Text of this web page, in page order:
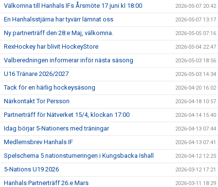
Välkomna till Hanhals IFs Årsmöte 17 juni kl 18:00 2026-05-07 20:42
En Hanhalsstjärna har tyvärr lämnat oss 2026-05-07 13:17
Ny partnerträff den 28:e Maj, välkomna. 2026-05-05 07:16
RexHockey har blivit HockeyStore 2026-05-04 22:47
Valberedningen informerar inför nästa säsong 2026-05-03 18:56
U16 Tränare 2026/2027 2026-05-03 14:34
Tack för en härlig hockeysäsong 2026-04-20 16:02
Närkontakt Tor Persson 2026-04-18 10:57
Partnerträff för Nätverket 15/4, klockan 17:00 2026-04-14 15:40
Idag börjar 5-Nationers med träningar 2026-04-13 07:44
Medlemsbrev Hanhals IF 2026-04-13 07:41
Spelschema 5 nationsturneringen i Kungsbacka Ishall 2026-04-12 12:25
5-Nations U19 2026 2026-03-12 17:21
Hanhals Partnerträff 26.e Mars 2026-03-11 18:29